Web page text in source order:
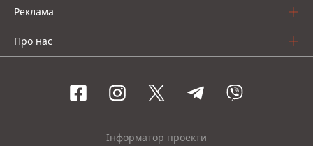
Реклама
Про нас
Інформатор проекти